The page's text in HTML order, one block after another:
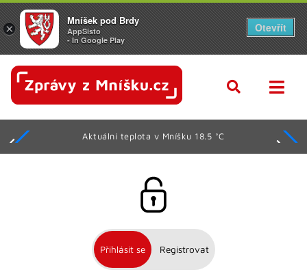
Aktuální teplota v Mníšku 18.5 °C
Přihlásit se Registrovat
×
Mníšek pod Brdy
AppSisto
- In Google Play
Otevřít